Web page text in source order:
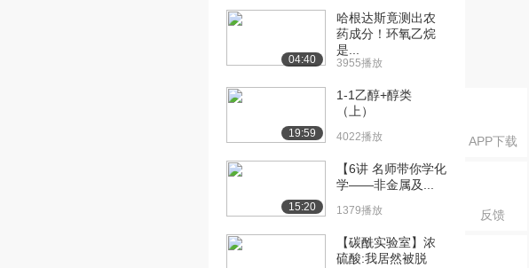
APP下载
反馈
酸铜溶液反应...
3812播放
[19] 19.探究某些酸、碱、
3958播放
[20] 20.离子反应发生条件
4677播放
[21] 21.硫酸钠溶液与氯化
3364播放
04:40
哈根达斯竟测出农
药成分！环氧乙烷
是...
3955播放
19:59
1-1乙醇+醇类
（上）
4022播放
15:20
【6讲 名师带你学化
学——非金属及...
1379播放
【碳酰实验室】浓
硫酸:我居然被脱